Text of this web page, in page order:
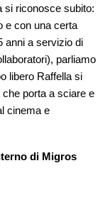
si riconosce subito:
e con una certa
anni a servizio di
parliamo
libero Raffella si
porta a sciare e
cinema e
di Migros